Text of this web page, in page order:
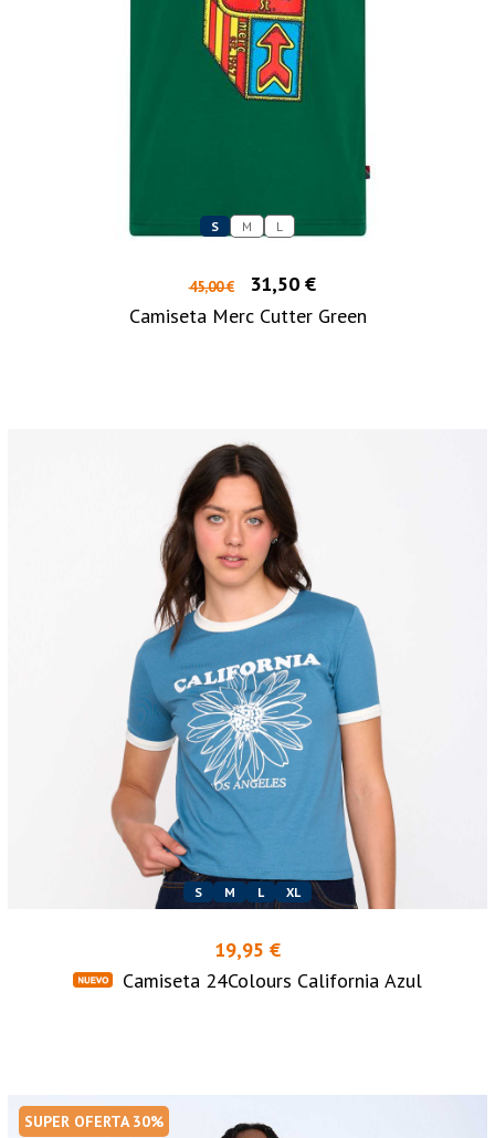
S M L
45,00 €
31,50 €
Camiseta Merc Cutter Green
S M L XL
19,95 €
Camiseta 24Colours California Azul
SUPER OFERTA 30%